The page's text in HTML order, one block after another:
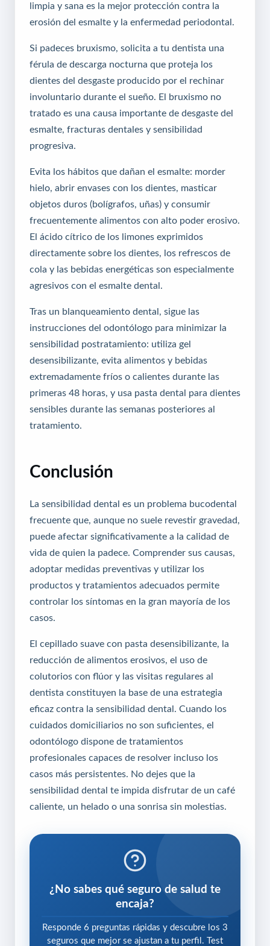
limpia y sana es la mejor protección contra la
erosión del esmalte y la enfermedad periodontal.
Si padeces bruxismo, solicita a tu dentista una
férula de descarga nocturna que proteja los
dientes del desgaste producido por el rechinar
involuntario durante el sueño. El bruxismo no
tratado es una causa importante de desgaste del
esmalte, fracturas dentales y sensibilidad
progresiva.
Evita los hábitos que dañan el esmalte: morder
hielo, abrir envases con los dientes, masticar
objetos duros (bolígrafos, uñas) y consumir
frecuentemente alimentos con alto poder erosivo.
El ácido cítrico de los limones exprimidos
directamente sobre los dientes, los refrescos de
cola y las bebidas energéticas son especialmente
agresivos con el esmalte dental.
Tras un blanqueamiento dental, sigue las
instrucciones del odontólogo para minimizar la
sensibilidad postratamiento: utiliza gel
desensibilizante, evita alimentos y bebidas
extremadamente fríos o calientes durante las
primeras 48 horas, y usa pasta dental para dientes
sensibles durante las semanas posteriores al
tratamiento.
Conclusión
La sensibilidad dental es un problema bucodental
frecuente que, aunque no suele revestir gravedad,
puede afectar significativamente a la calidad de
vida de quien la padece. Comprender sus causas,
adoptar medidas preventivas y utilizar los
productos y tratamientos adecuados permite
controlar los síntomas en la gran mayoría de los
casos.
El cepillado suave con pasta desensibilizante, la
reducción de alimentos erosivos, el uso de
colutorios con flúor y las visitas regulares al
dentista constituyen la base de una estrategia
eficaz contra la sensibilidad dental. Cuando los
cuidados domiciliarios no son suficientes, el
odontólogo dispone de tratamientos
profesionales capaces de resolver incluso los
casos más persistentes. No dejes que la
sensibilidad dental te impida disfrutar de un café
caliente, un helado o una sonrisa sin molestias.
¿No sabes qué seguro de salud te
encaja?
Responde 6 preguntas rápidas y descubre los 3
seguros que mejor se ajustan a tu perfil. Test